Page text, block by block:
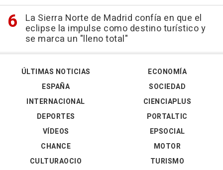
La Sierra Norte de Madrid confía en que el
eclipse la impulse como destino turístico y
se marca un "lleno total"
ÚLTIMAS NOTICIAS
ESPAÑA
INTERNACIONAL
DEPORTES
VÍDEOS
ECONOMÍA
SOCIEDAD
CIENCIAPLUS
PORTALTIC
EPSOCIAL
CHANCE
CULTURAOCIO
MOTOR
TURISMO